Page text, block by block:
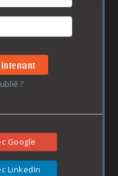
?
Google
LinkedIn